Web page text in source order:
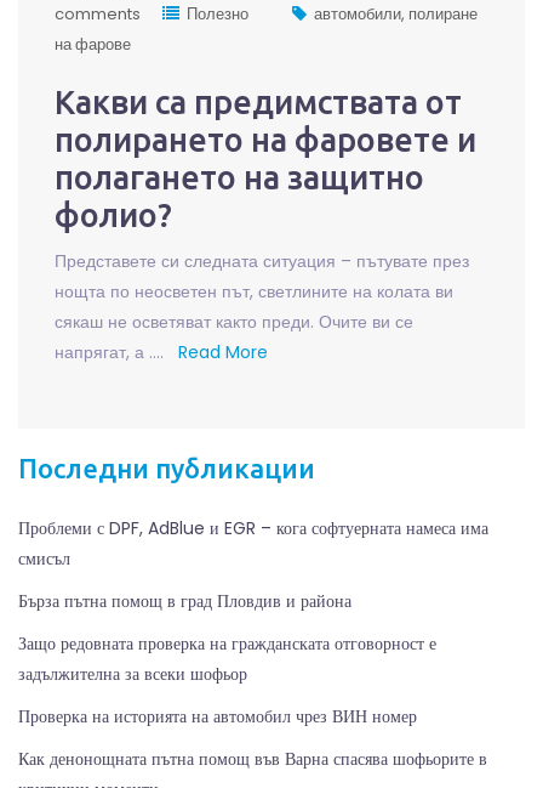
comments
Полезно автомобили полиране
на фарове
Какви са предимствата от
полирането на фаровете и
полагането на защитно
фолио?
Представете си следната ситуация – пътувате през
нощта по неосветен път, светлините на колата ви
сякаш не осветяват както преди. Очите ви се
напрягат, а ….
Read More
Последни публикации
Проблеми с DPF, AdBlue и EGR – кога софтуерната намеса има
смисъл
Бърза пътна помощ в град Пловдив и района
Защо редовната проверка на гражданската отговорност е
задължителна за всеки шофьор
Проверка на историята на автомобил чрез ВИН номер
Как денонощната пътна помощ във Варна спасява шофьорите в